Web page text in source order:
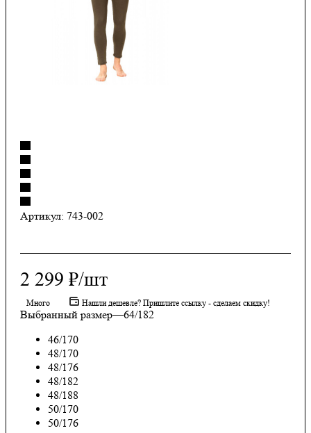
Артикул: 743-002
2 299 ₽/шт
Много Нашли дешевле? Пришлите ссылку - сделаем скидку!
Выбранный размер—64/182
46/170
48/170
48/176
48/182
48/188
50/170
50/176